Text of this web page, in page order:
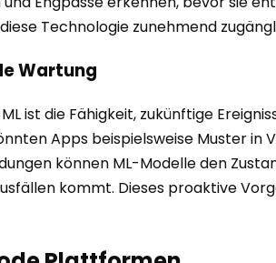
Technologie zunehmend
Wartung
ist die Fähigkeit, zukünftige
Apps beispielsweise Muster
können ML-Modelle den
kommt. Dieses proaktive